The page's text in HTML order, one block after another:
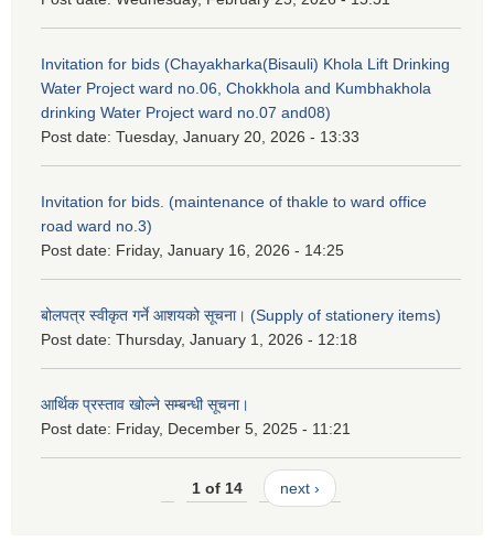
Invitation for bids (Chayakharka(Bisauli) Khola Lift Drinking
Water Project ward no.06, Chokkhola and Kumbhakhola
drinking Water Project ward no.07 and08)
Post date: Tuesday, January 20, 2026 - 13:33
Invitation for bids. (maintenance of thakle to ward office
road ward no.3)
Post date: Friday, January 16, 2026 - 14:25
बोलपत्र स्वीकृत गर्ने आशयको सूचना। (Supply of stationery items)
Post date: Thursday, January 1, 2026 - 12:18
आर्थिक प्रस्ताव खोल्ने सम्बन्धी सूचना।
Post date: Friday, December 5, 2025 - 11:21
1 of 14 next ›